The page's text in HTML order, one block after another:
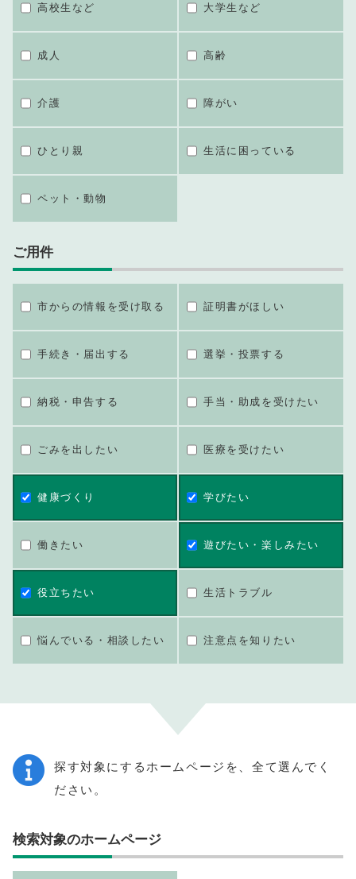
高校生など 大学生など
成人 高齢
介護 障がい
ひとり親 生活に困っている
ペット・動物
ご用件
市からの情報を受け取る 証明書がほしい
手続き・届出する 選挙・投票する
納税・申告する 手当・助成を受けたい
ごみを出したい 医療を受けたい
健康づくり 学びたい
働きたい 遊びたい・楽しみたい
役立ちたい 生活トラブル
悩んでいる・相談したい 注意点を知りたい
探す対象にするホームページを、全て選んでく
ださい。
検索対象のホームページ